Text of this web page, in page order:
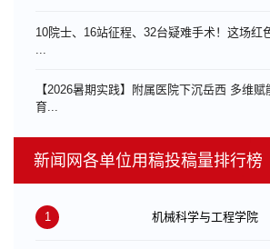
10院士、16站征程、32台疑难手术！这场红
【2026暑期实践】附属医院下沉岳西 多维
育...
新闻网各单位用稿投稿量排行榜
1 机械科学与工程学院